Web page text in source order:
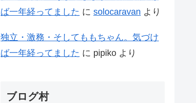
ば一年経ってました に solocaravan より
独立・激務・そしてももちゃん。気づけ
ば一年経ってました に pipiko より
ブログ村